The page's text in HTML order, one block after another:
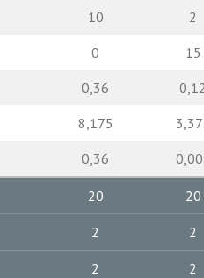
10 2
0 15
0,36 0,12
8,175
0,36
20 20
2 2
2 2